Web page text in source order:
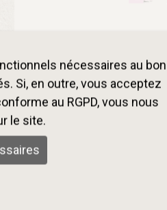
nécessaires au bon
Si, en outre, vous acceptez
au RGPD, vous nous
le site.